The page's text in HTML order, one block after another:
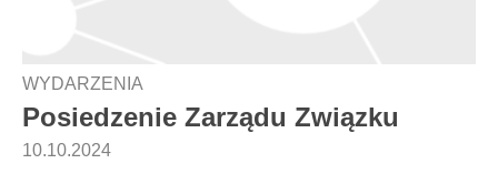
WYDARZENIA
Posiedzenie Zarządu Związku
10.10.2024